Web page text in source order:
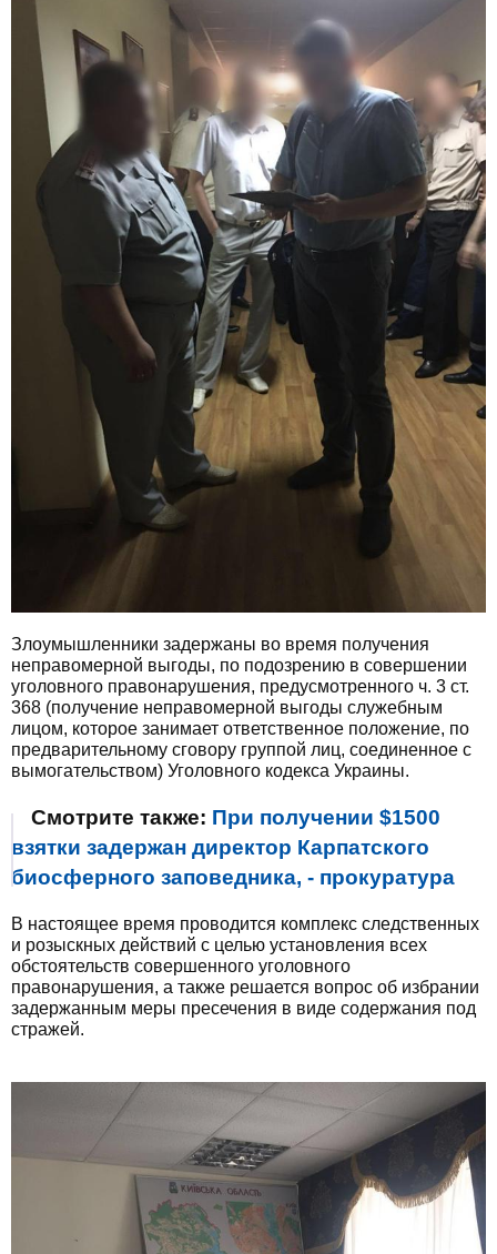
Злоумышленники задержаны во время получения
неправомерной выгоды, по подозрению в совершении
уголовного правонарушения, предусмотренного ч. 3 ст.
368 (получение неправомерной выгоды служебным
лицом, которое занимает ответственное положение, по
предварительному сговору группой лиц, соединенное с
вымогательством) Уголовного кодекса Украины.
Смотрите также: При получении $1500
взятки задержан директор Карпатского
биосферного заповедника, - прокуратура
В настоящее время проводится комплекс следственных
и розыскных действий с целью установления всех
обстоятельств совершенного уголовного
правонарушения, а также решается вопрос об избрании
задержанным меры пресечения в виде содержания под
стражей.